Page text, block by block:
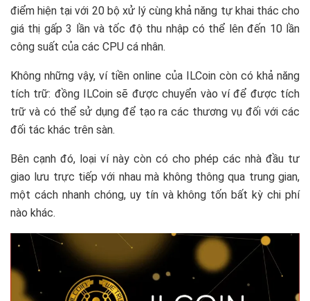
điểm hiện tại với 20 bộ xử lý cùng khả năng tự khai thác cho
giá thị gấp 3 lần và tốc độ thu nhập có thể lên đến 10 lần
công suất của các CPU cá nhân.
Không những vậy, ví tiền online của ILCoin còn có khả năng
tích trữ: đồng ILCoin sẽ được chuyển vào ví để được tích
trữ và có thể sử dụng để tạo ra các thương vụ đối với các
đối tác khác trên sàn.
Bên cạnh đó, loại ví này còn có cho phép các nhà đầu tư
giao lưu trực tiếp với nhau mà không thông qua trung gian,
một cách nhanh chóng, uy tín và không tốn bất kỳ chi phí
nào khác.